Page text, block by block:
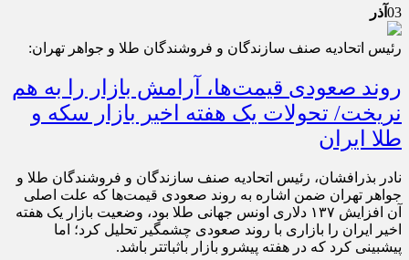
03 آذر
رئیس اتحادیه صنف سازندگان و فروشندگان طلا و جواهر تهران:
روند صعودی قیمت‌ها، آرامش بازار را به هم
نریخت/ تحولات یک هفته اخیر بازار سکه و
طلا ایران
نادر بذرافشان، رئیس اتحادیه صنف سازندگان و فروشندگان طلا و
جواهر تهران ضمن اشاره به روند صعودی قیمت‌ها که علت اصلی
آن افزایش ١٣٧ دلاری اونس جهانی طلا بود، وضعیت بازار یک هفته
اخیر ایران را بازاری با روند صعودی چشمگیر تحلیل کرد؛ اما
پیش‎بینی کرد که در هفته پیش‎رو بازار باثبات‎تر باشد.